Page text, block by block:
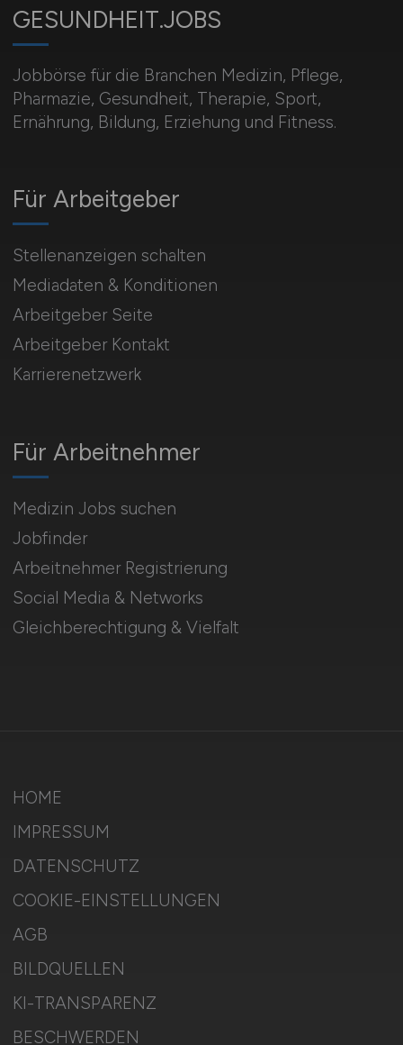
GESUNDHEIT.JOBS
Jobbörse für die Branchen Medizin, Pflege,
Pharmazie, Gesundheit, Therapie, Sport,
Ernährung, Bildung, Erziehung und Fitness.
Für Arbeitnehmer
Medizin Jobs suchen
Jobfinder
Arbeitnehmer Registrierung
Social Media & Networks
Gleichberechtigung & Vielfalt
Für Arbeitgeber
Stellenanzeigen schalten
Mediadaten & Konditionen
Arbeitgeber Seite
Arbeitgeber Kontakt
Karrierenetzwerk
HOME
IMPRESSUM
DATENSCHUTZ
COOKIE-EINSTELLUNGEN
AGB
BILDQUELLEN
KI-TRANSPARENZ
BESCHWERDEN